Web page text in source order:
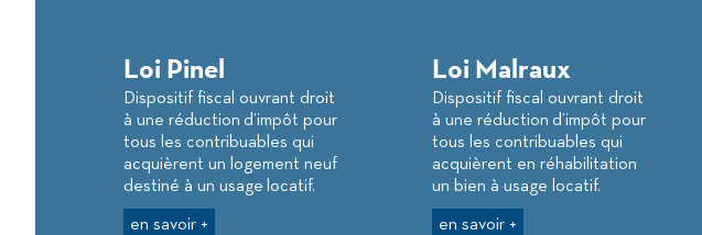
Loi Pinel
Dispositif fiscal ouvrant droit
à une réduction d’impôt pour
tous les contribuables qui
acquièrent un logement neuf
destiné à un usage locatif.
en savoir +
Loi Malraux
Dispositif fiscal ouvrant droit
à une réduction d’impôt pour
tous les contribuables qui
acquièrent en réhabilitation
un bien à usage locatif.
en savoir +